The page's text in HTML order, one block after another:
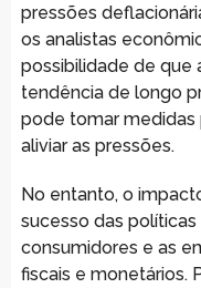
pressões
os analistas
possibilidade de que
tendência de longo
pode tomar medidas
aliviar as pressões.
No entanto, o
sucesso das
consumidores e as
fiscais e monetários.